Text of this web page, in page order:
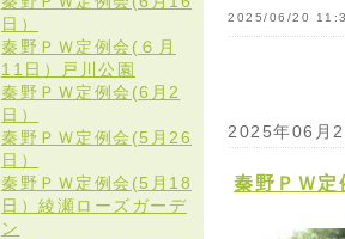
日）
秦野ＰＷ定例会(６月
11日）戸川公園
秦野ＰＷ定例会(6月2
日）
秦野ＰＷ定例会(5月26
日）
秦野ＰＷ定例会(5月18
日）綾瀬ローズガーデ
ン
2025/06/20
2025年06月
秦野ＰＷ